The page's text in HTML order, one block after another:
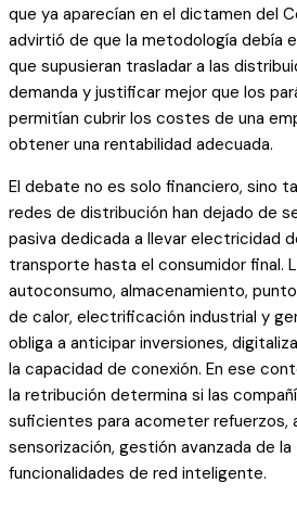
que ya aparecían en el dictamen del
advirtió de que la metodología debía
que supusieran trasladar a las
demanda y justificar mejor que los
permitían cubrir los costes de una
obtener una rentabilidad adecuada.
El debate no es solo financiero, sino
redes de distribución han dejado de
pasiva dedicada a llevar electricidad
transporte hasta el consumidor final.
autoconsumo, almacenamiento,
de calor, electrificación industrial y
obliga a anticipar inversiones,
la capacidad de conexión. En ese
la retribución determina si las
suficientes para acometer refuerzos,
sensorización, gestión avanzada de
funcionalidades de red inteligente.